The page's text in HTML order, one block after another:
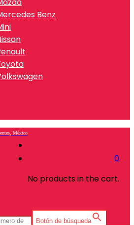
Benz
0
No products in the cart.
México
Botón de búsqueda